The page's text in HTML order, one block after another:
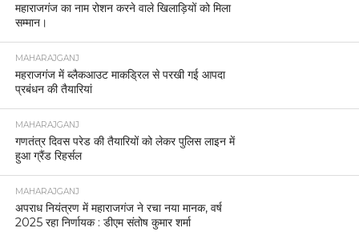
महाराजगंज का नाम रोशन करने वाले खिलाड़ियों को मिला
सम्मान।
MAHARAJGANJ
महराजगंज में ब्लैकआउट माकड्रिल से परखी गई आपदा
प्रबंधन की तैयारियां
MAHARAJGANJ
गणतंत्र दिवस परेड की तैयारियों को लेकर पुलिस लाइन में
हुआ ग्रैंड रिहर्सल
MAHARAJGANJ
अपराध नियंत्रण में महाराजगंज ने रचा नया मानक, वर्ष
2025 रहा निर्णायक : डीएम संतोष कुमार शर्मा